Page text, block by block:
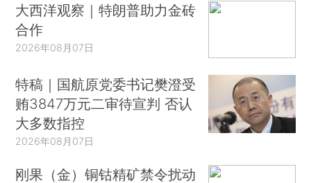
大西洋观察｜特朗普助力金砖
合作
2026年08月07日
特稿｜国航原党委书记樊澄受
贿3847万元二审待宣判 否认
大多数指控
2026年08月07日
刚果（金）铜钴精矿禁令扰动